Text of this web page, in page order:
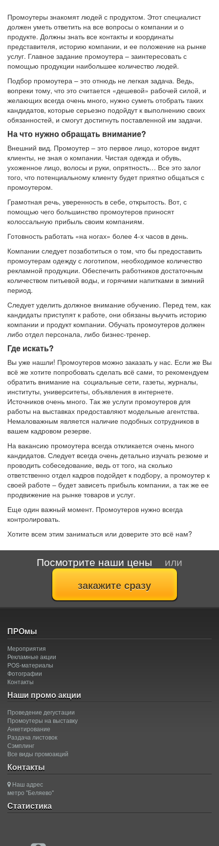
Промоутеры знакомят людей с продуктом. Этот специалист
должен уметь ответить на все вопросы о компании и о
продукте. Должны знать все контакты и координаты
представителя, историю компании, и ее положение на рынке
услуг. Главное задание промоутера – заинтересовать с
помощью продукции наибольшее количество людей.
Подбор промоутера – это отнюдь не легкая задача. Ведь,
вопреки тому, что это считается «дешевой» рабочей силой, и
желающих всегда очень много, нужно суметь отобрать таких
кандидатов, которые серьезно подойдут к выполнению своих
обязанностей, и смогут достигнуть поставленной им задачи.
На что нужно обращать внимание?
Внешний вид. Промоутер – это первое лицо, которое видят
клиенты, не зная о компании. Чистая одежда и обувь,
ухоженное лицо, волосы и руки, опрятность… Все это залог
того, что потенциальному клиенту будет приятно общаться с
промоутером.
Грамотная речь, уверенность в себе, открытость. Вот, с
помощью чего большинство промоутеров приносят
колоссальную прибыль своим компаниям.
Готовность работать «на ногах» более 4-х часов в день.
Компании следует позаботиться о том, что бы предоставить
промоутерам одежду с логотипом, необходимое количество
рекламной продукции. Обеспечить работников достаточным
количеством питьевой воды, и горячими напитками в зимний
период.
Следует уделить должное внимание обучению. Перед тем, как
кандидаты приступят к работе, они обязаны выучить историю
компании и продукт компании. Обучать промоутеров должен
либо отдел персонала, либо бизнес-тренер.
Где искать?
Вы уже нашли! Промоутеров можно заказать у нас. Если же Вы
всё же хотите попробовать сделать всё сами, то рекомендуем
обратить внимание на социальные сети, газеты, журналы,
институты, университеты, объявления в интернете.
Источников очень много. Так же услуги промоутеров для
работы на выставках предоставляют модельные агентства.
Немаловажным является наличие подобных сотрудников в
вашем кадровом резерве.
На вакансию промоутера всегда откликается очень много
кандидатов. Следует всегда очень детально изучать резюме и
проводить собеседование, ведь от того, на сколько
ответственно отдел кадров подойдет к подбору, а промоутер к
своей работе – будет зависеть прибыль компании, а так же ее
продвижение на рынке товаров и услуг.
Еще один важный момент. Промоутеров нужно всегда
контролировать.
Хотите всем этим заниматься или доверите это всё нам?
Посмотрите наши цены или
ПРОмы
Мероприятия
Рекламные акции
POS-материалы
Фотографии
Контакты
Наши промо акции
Проведение дегустации
Промоутеры на выставку
Анкетирование
Раздача листовок
Сэмплинг
Все виды промоакций
Контакты
Наш адрес
метро "Беляево"
Статистика